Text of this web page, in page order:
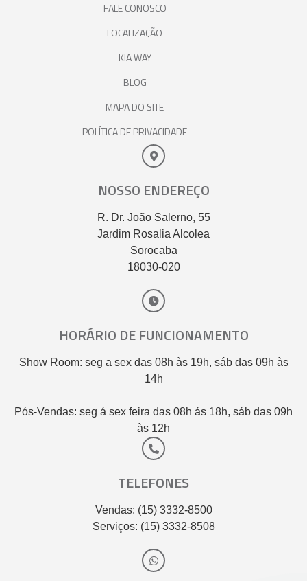
FALE CONOSCO
LOCALIZAÇÃO
KIA WAY
BLOG
MAPA DO SITE
POLÍTICA DE PRIVACIDADE
NOSSO ENDEREÇO
R. Dr. João Salerno, 55
Jardim Rosalia Alcolea
Sorocaba
18030-020
HORÁRIO DE FUNCIONAMENTO
Show Room: seg a sex das 08h às 19h, sáb das 09h às
14h
Pós-Vendas: seg á sex feira das 08h ás 18h, sáb das 09h
às 12h
TELEFONES
Vendas: (15) 3332-8500
Serviços: (15) 3332-8508